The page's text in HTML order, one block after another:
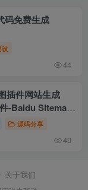
码免费生成
设
44
插件网站生成
-Baidu Sitemap
源码分享
49
关于我们